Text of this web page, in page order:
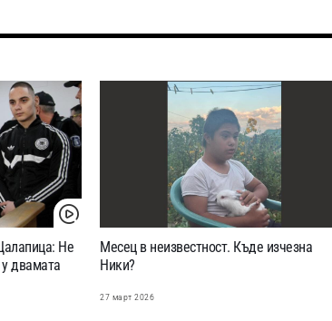
Не
двамата
Месец в неизвестност. Къде изчезна
Ники?
27 март 2026